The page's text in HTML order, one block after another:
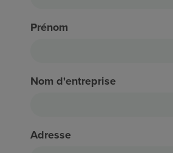
Prénom
Nom d'entreprise
Adresse